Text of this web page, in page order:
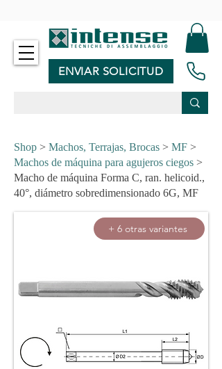
ENVIAR SOLICITUD
Shop > Machos, Terrajas, Brocas > MF >
Machos de máquina para agujeros ciegos >
Macho de máquina Forma C, ran. helicoid.,
40°, diámetro sobredimensionado 6G, MF
+ 6 otras variantes